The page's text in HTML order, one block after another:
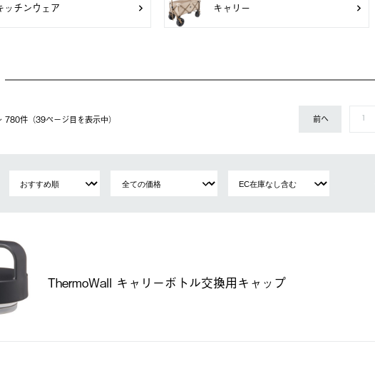
ッチンウェア キャリー
件（39ページ⽬を表⽰中） 前へ 1
ThermoWall キャリーボトル交換用キャップ